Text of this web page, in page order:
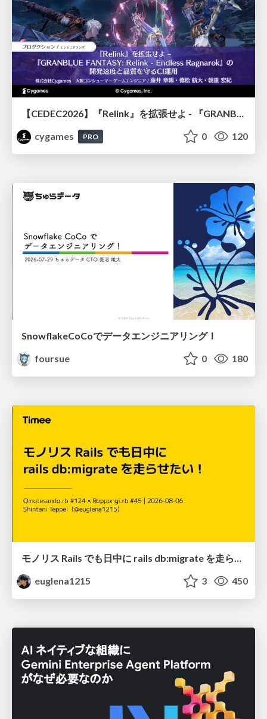
cygames
PRO 0 120
SnowflakeCoCoでデータエンジニアリング！
foursue
0 180
モノリス Rails でも日中に rails db:migrate を走らせたい！ / Daytime rails db:migrate on Monolithic Rails!
euglena1215
3 450